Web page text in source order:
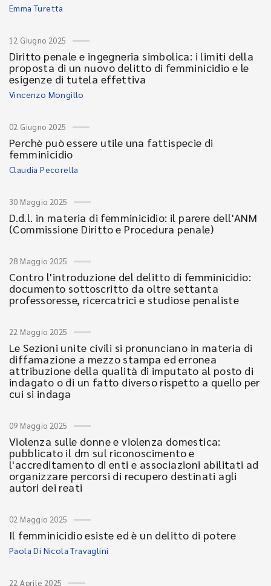
Emma Turetta
12 Giugno 2025
Diritto penale e ingegneria simbolica: i limiti della
proposta di un nuovo delitto di femminicidio e le
esigenze di tutela effettiva
Vincenzo Mongillo
02 Giugno 2025
Perchè può essere utile una fattispecie di
femminicidio
Claudia Pecorella
30 Maggio 2025
D.d.l. in materia di femminicidio: il parere dell'ANM
(Commissione Diritto e Procedura penale)
28 Maggio 2025
Contro l'introduzione del delitto di femminicidio:
documento sottoscritto da oltre settanta
professoresse, ricercatrici e studiose penaliste
22 Maggio 2025
Le Sezioni unite civili si pronunciano in materia di
diffamazione a mezzo stampa ed erronea
attribuzione della qualità di imputato al posto di
indagato o di un fatto diverso rispetto a quello per
cui si indaga
09 Maggio 2025
Violenza sulle donne e violenza domestica:
pubblicato il dm sul riconoscimento e
l'accreditamento di enti e associazioni abilitati ad
organizzare percorsi di recupero destinati agli
autori dei reati
02 Maggio 2025
Il femminicidio esiste ed è un delitto di potere
Paola Di Nicola Travaglini
22 Aprile 2025